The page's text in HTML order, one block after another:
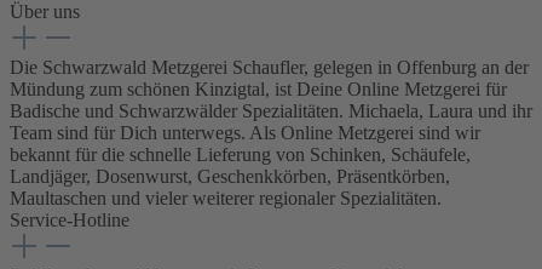
Über uns
Die Schwarzwald Metzgerei Schaufler, gelegen in Offenburg an der
Mündung zum schönen Kinzigtal, ist Deine Online Metzgerei für
Badische und Schwarzwälder Spezialitäten. Michaela, Laura und ihr
Team sind für Dich unterwegs. Als Online Metzgerei sind wir
bekannt für die schnelle Lieferung von Schinken, Schäufele,
Landjäger, Dosenwurst, Geschenkkörben, Präsentkörben,
Maultaschen und vieler weiterer regionaler Spezialitäten.
Service-Hotline